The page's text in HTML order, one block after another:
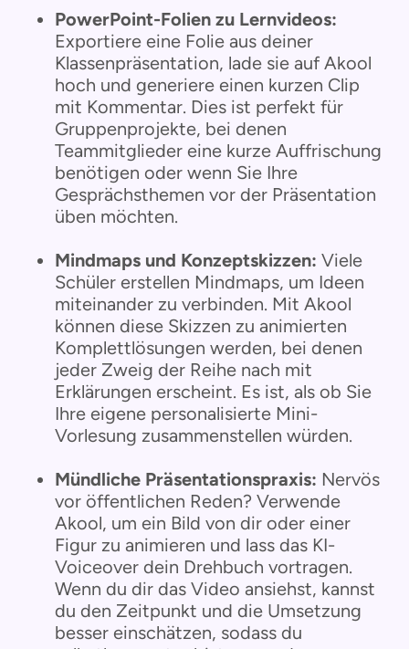
PowerPoint-Folien zu Lernvideos:
Exportiere eine Folie aus deiner
Klassenpräsentation, lade sie auf Akool
hoch und generiere einen kurzen Clip
mit Kommentar. Dies ist perfekt für
Gruppenprojekte, bei denen
Teammitglieder eine kurze Auffrischung
benötigen oder wenn Sie Ihre
Gesprächsthemen vor der Präsentation
üben möchten.
Mindmaps und Konzeptskizzen: Viele
Schüler erstellen Mindmaps, um Ideen
miteinander zu verbinden. Mit Akool
können diese Skizzen zu animierten
Komplettlösungen werden, bei denen
jeder Zweig der Reihe nach mit
Erklärungen erscheint. Es ist, als ob Sie
Ihre eigene personalisierte Mini-
Vorlesung zusammenstellen würden.
Mündliche Präsentationspraxis: Nervös
vor öffentlichen Reden? Verwende
Akool, um ein Bild von dir oder einer
Figur zu animieren und lass das KI-
Voiceover dein Drehbuch vortragen.
Wenn du dir das Video ansiehst, kannst
du den Zeitpunkt und die Umsetzung
besser einschätzen, sodass du